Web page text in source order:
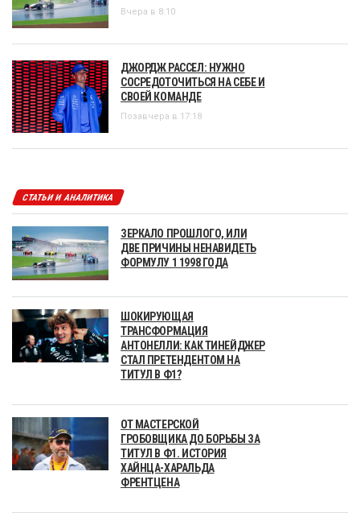
Вчера в 8:10
ДЖОРДЖ РАССЕЛ: НУЖНО
СОСРЕДОТОЧИТЬСЯ НА СЕБЕ И
СВОЕЙ КОМАНДЕ
Позавчера в 17:18
СТАТЬИ И АНАЛИТИКА
ЗЕРКАЛО ПРОШЛОГО, ИЛИ
ДВЕ ПРИЧИНЫ НЕНАВИДЕТЬ
ФОРМУЛУ 1 1998 ГОДА
ШОКИРУЮЩАЯ
ТРАНСФОРМАЦИЯ
АНТОНЕЛЛИ: КАК ТИНЕЙДЖЕР
СТАЛ ПРЕТЕНДЕНТОМ НА
ТИТУЛ В Ф1?
ОТ МАСТЕРСКОЙ
ГРОБОВЩИКА ДО БОРЬБЫ ЗА
ТИТУЛ В Ф1. ИСТОРИЯ
ХАЙНЦА-ХАРАЛЬДА
ФРЕНТЦЕНА